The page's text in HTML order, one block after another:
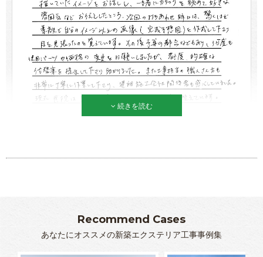
続きを読む
Recommend Cases
あなたにオススメの新築エクステリア工事事例集